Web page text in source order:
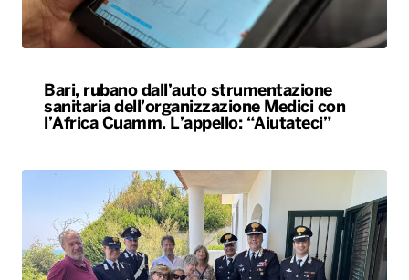
Bari, rubano dall’auto strumentazione
sanitaria dell’organizzazione Medici con
l’Africa Cuamm. L’appello: “Aiutateci”